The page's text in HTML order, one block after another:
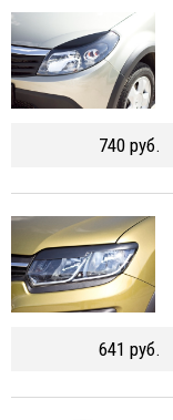
740 руб.
641 руб.